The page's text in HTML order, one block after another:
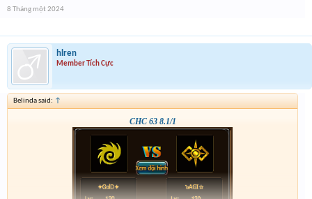
8 Tháng một 2024
hlren
Member Tích Cực
Belinda said: ↑
CHC 63 8.1/1